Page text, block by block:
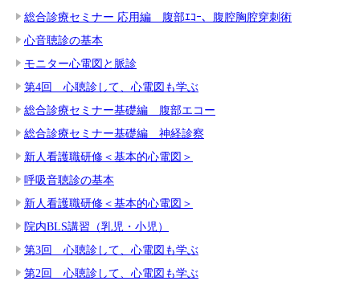
総合診療セミナー 応用編 腹部ｴｺｰ、腹腔胸腔穿刺術
心音聴診の基本
モニター心電図と脈診
第4回 心聴診して、心電図も学ぶ
総合診療セミナー基礎編 腹部エコー
総合診療セミナー基礎編 神経診察
新人看護職研修＜基本的心電図＞
呼吸音聴診の基本
新人看護職研修＜基本的心電図＞
院内BLS講習（乳児・小児）
第3回 心聴診して、心電図も学ぶ
第2回 心聴診して、心電図も学ぶ